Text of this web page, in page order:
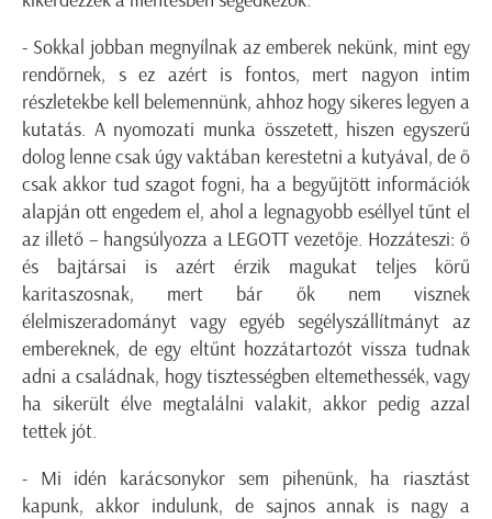
- Sokkal jobban megnyílnak az emberek nekünk, mint egy
rendőrnek, s ez azért is fontos, mert nagyon intim
részletekbe kell belemennünk, ahhoz hogy sikeres legyen a
kutatás. A nyomozati munka összetett, hiszen egyszerű
dolog lenne csak úgy vaktában kerestetni a kutyával, de ő
csak akkor tud szagot fogni, ha a begyűjtött információk
alapján ott engedem el, ahol a legnagyobb eséllyel tűnt el
az illető – hangsúlyozza a LEGOTT vezetője. Hozzáteszi: ő
és bajtársai is azért érzik magukat teljes körű
karitaszosnak, mert bár ők nem visznek
élelmiszeradományt vagy egyéb segélyszállítmányt az
embereknek, de egy eltűnt hozzátartozót vissza tudnak
adni a családnak, hogy tisztességben eltemethessék, vagy
ha sikerült élve megtalálni valakit, akkor pedig azzal
tettek jót.
- Mi idén karácsonykor sem pihenünk, ha riasztást
kapunk, akkor indulunk, de sajnos annak is nagy a